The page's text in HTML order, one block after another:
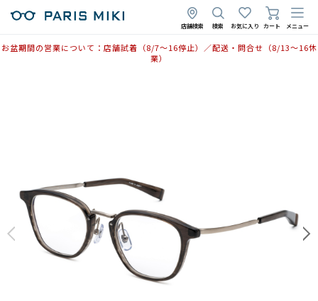
店舗検索 検索 お気に入り カート メニュー
お盆期間の営業について：店舗試着（8/7〜16停止）／配送・問合せ（8/13〜16休
業）